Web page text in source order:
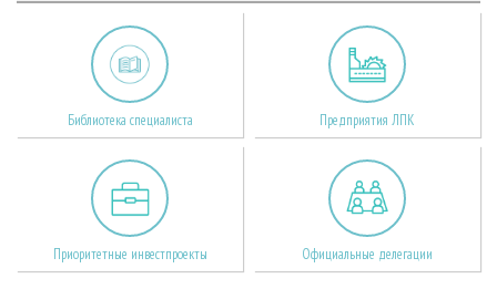
Библиотека специалиста Предприятия ЛПК
Приоритетные инвестпроекты Официальные делегации